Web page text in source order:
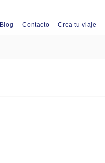
Blog Contacto Crea tu viaje